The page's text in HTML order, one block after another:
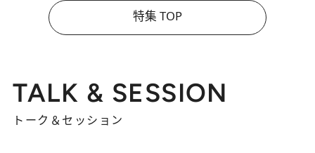
特集 TOP
TALK & SESSION
トーク＆セッション